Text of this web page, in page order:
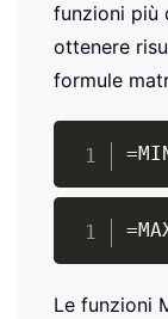
funzioni più
ottenere
formule
Le funzioni